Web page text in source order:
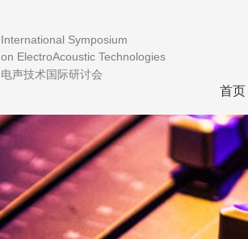
International Symposium
on ElectroAcoustic Technologies
电声技术国际研讨会
首页